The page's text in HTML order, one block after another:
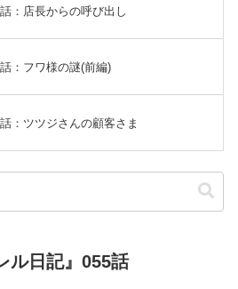
：店長からの呼び出し
：フワ様の謎(前編)
：ツツジさんの顧客さま
ル日記』055話